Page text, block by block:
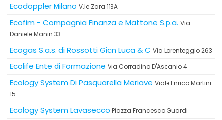
Ecodoppler Milano V.le Zara 113A
Ecofim - Compagnia Finanza e Mattone S.p.a. Via
Daniele Manin 33
Ecogas S.a.s. di Rossotti Gian Luca & C Via Lorenteggio 263
Ecolife Ente di Formazione Via Corradino D'Ascanio 4
Ecology System Di Pasquarella Meriave Viale Enrico Martini
15
Ecology System Lavasecco Piazza Francesco Guardi